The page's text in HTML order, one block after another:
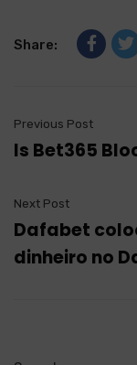
Share:
Previous Post
Is Bet365
Next Post
Dafabet
dinheiro no